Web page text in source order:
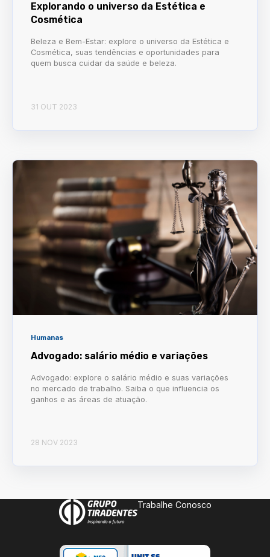
Explorando o universo da Estética e
Cosmética
Beleza e Bem-Estar: explore o universo da Estética e
Cosmética, suas tendências e oportunidades para
quem busca cuidar da saúde e beleza.
31 OUT 2023
Humanas
Advogado: salário médio e variações
Advogado: explore o salário médio e suas variações
no mercado de trabalho. Saiba o que influencia os
ganhos e as áreas de atuação.
28 NOV 2023
Trabalhe Conosco